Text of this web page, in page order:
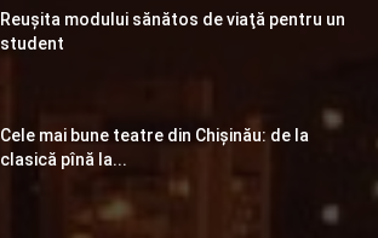
Reuşita modului sănătos de viaţă pentru un
student
Cele mai bune teatre din Chişinău: de la
clasică pînă la...